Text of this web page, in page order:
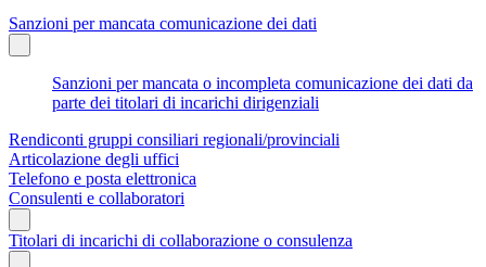
Sanzioni per mancata comunicazione dei dati
Sanzioni per mancata o incompleta comunicazione dei dati da
parte dei titolari di incarichi dirigenziali
Rendiconti gruppi consiliari regionali/provinciali
Articolazione degli uffici
Telefono e posta elettronica
Consulenti e collaboratori
Titolari di incarichi di collaborazione o consulenza